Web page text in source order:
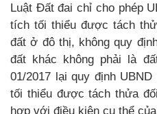
Luật Đất đai chỉ cho phép
tích tối thiểu được tách
đất ở đô thị, không quy
đất khác không phải là
01/2017 lại quy định
tối thiểu được tách thửa
hợp với điều kiện cụ thể